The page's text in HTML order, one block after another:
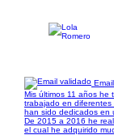
Mis últimos 11 años he
trabajado en diferentes
han sido dedicados en
De 2015 a 2016 he
el cual he adquirido